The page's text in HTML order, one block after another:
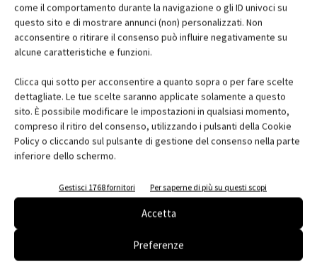
come il comportamento durante la navigazione o gli ID univoci su
questo sito e di mostrare annunci (non) personalizzati. Non
acconsentire o ritirare il consenso può influire negativamente su
alcune caratteristiche e funzioni.
Clicca qui sotto per acconsentire a quanto sopra o per fare scelte
dettagliate. Le tue scelte saranno applicate solamente a questo
sito. È possibile modificare le impostazioni in qualsiasi momento,
compreso il ritiro del consenso, utilizzando i pulsanti della Cookie
Policy o cliccando sul pulsante di gestione del consenso nella parte
inferiore dello schermo.
Gestisci 1768 fornitori Per saperne di più su questi scopi
Accetta
Preferenze
Edicola web